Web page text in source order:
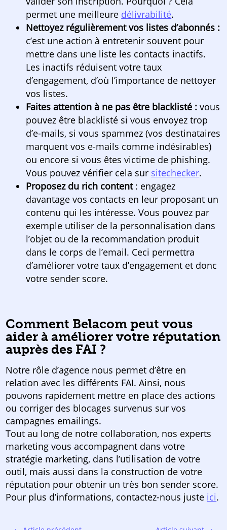
permet une meilleure délivrabilité.
Nettoyez régulièrement vos listes d’abonnés :
c’est une action à entretenir souvent pour
mettre dans une liste les contacts inactifs.
Les inactifs réduisent votre taux
d’engagement, d’où l’importance de nettoyer
vos listes.
Faites attention à ne pas être blacklisté : vous
pouvez être blacklisté si vous envoyez trop
d’e-mails, si vous spammez (vos destinataires
marquent vos e-mails comme indésirables)
ou encore si vous êtes victime de phishing.
Vous pouvez vérifier cela sur sitechecker.
Proposez du rich content: engagez
davantage vos contacts en leur proposant un
contenu qui les intéresse. Vous pouvez par
exemple utiliser de la personnalisation dans
l’objet ou de la recommandation produit
dans le corps de l’email. Ceci permettra
d’améliorer votre taux d’engagement et donc
votre sender score.
Comment Belacom peut vous
aider à améliorer votre réputation
auprès des FAI ?
Notre rôle d’agence nous permet d’être en
relation avec les différents FAI. Ainsi, nous
pouvons rapidement mettre en place des actions
ou corriger des blocages survenus sur vos
campagnes emailings.
Tout au long de notre collaboration, nos experts
marketing vous accompagnent dans votre
stratégie marketing, dans l’utilisation de votre
outil, mais aussi dans la construction de votre
réputation pour obtenir un très bon sender score.
Pour plus d’informations, contactez-nous juste ici.